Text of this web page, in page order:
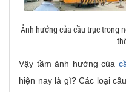
Ảnh hưởng của cầu trục trong
Vậy tầm ảnh hưởng của
hiện nay là gì? Các loại